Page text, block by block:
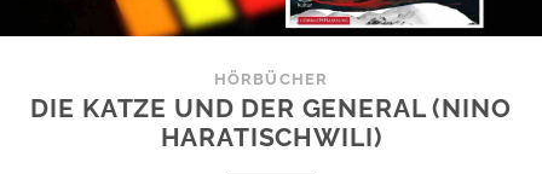
HÖRBÜCHER
DIE KATZE UND DER GENERAL (NINO
HARATISCHWILI)